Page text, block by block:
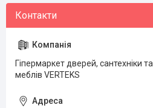
Гіпермаркет дверей, сантехніки та
меблів VERTEKS